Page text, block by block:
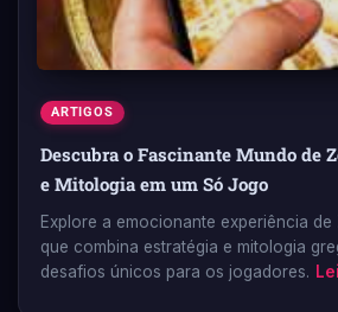
ARTIGOS
Descubra o Fascinante Mundo de
e Mitologia em um Só Jogo
Explore a emocionante experiência de
que combina estratégia e mitologia
desafios únicos para os jogadores.